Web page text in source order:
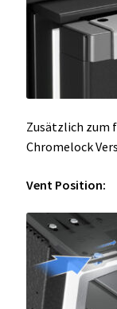
Zusätzlich zum
Chromelock
Vent Position: